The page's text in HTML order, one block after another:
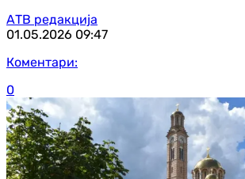
АТВ редакција
01.05.2026 09:47
Коментари:
0